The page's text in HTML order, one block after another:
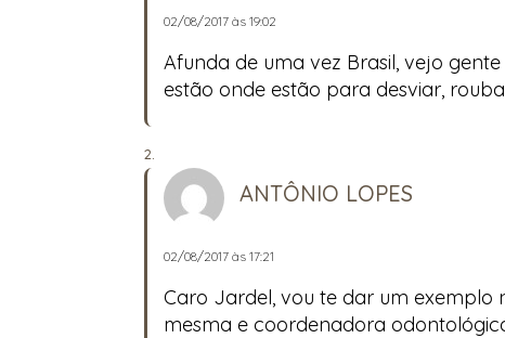
02/08/2017 às 19:02
Afunda de uma vez Brasil, vejo
estão onde estão para desviar,
ANTÔNIO LOPES
02/08/2017 às 17:21
Caro Jardel, vou te dar um exemplo
mesma e coordenadora